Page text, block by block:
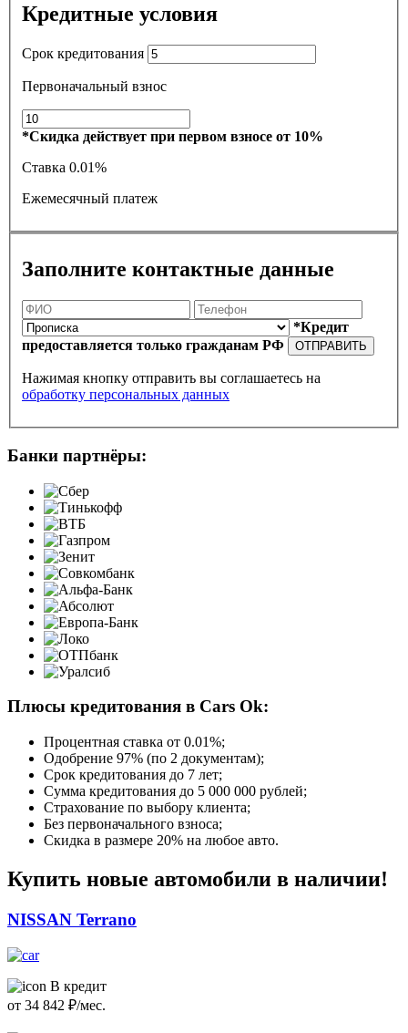
Кредитные условия
Срок кредитования
Первоначальный взнос
*Скидка действует при первом взносе от 10%
Ставка 0.01%
Ежемесячный платеж
Заполните контактные данные
*Кредит
предоставляется только гражданам РФ
ОТПРАВИТЬ
Нажимая кнопку отправить вы соглашаетесь на
обработку персональных данных
Банки партнёры:
Плюсы кредитования в Cars Ok:
Процентная ставка от 0.01%;
Одобрение 97% (по 2 документам);
Срок кредитования до 7 лет;
Сумма кредитования до 5 000 000 рублей;
Страхование по выбору клиента;
Без первоначального взноса;
Скидка в размере 20% на любое авто.
Купить новые автомобили в наличии!
NISSAN Terrano
В кредит
от 34 842 ₽/мес.